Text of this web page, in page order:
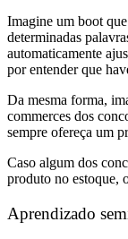
Imagine um boot
determinadas
automaticamente
por entender que
Da mesma forma,
commerces dos
sempre ofereça um
Caso algum dos
produto no estoque,
Aprendizado